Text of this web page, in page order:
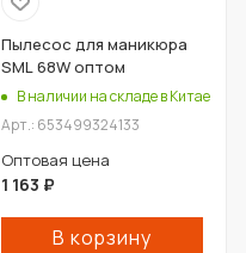
Пылесос для маникюра
SML 68W оптом
В наличии на складе в Китае
Арт.: 653499324133
Оптовая цена
1 163 ₽
В корзину